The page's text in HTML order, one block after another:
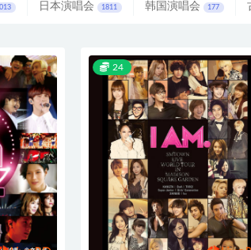
日本演唱会 1811 韩国演唱会 177
24